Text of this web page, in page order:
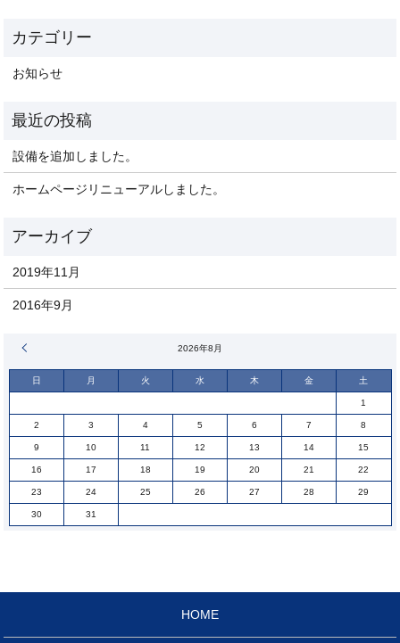
お知らせ
設備を追加しました。
ホームページリニューアルしました。
2019年11月
2016年9月
2026年8月
日 月 火 水 木 金 土
1
2 3 4 5 6 7 8
9 10 11 12 13 14 15
16 17 18 19 20 21 22
23 24 25 26 27 28 29
30 31
HOME